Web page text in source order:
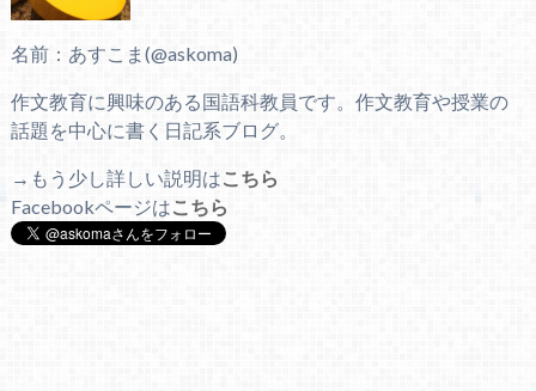
名前：あすこま(@askoma)
作文教育に興味のある国語科教員です。作文教育や授業の
話題を中心に書く日記系ブログ。
→もう少し詳しい説明はこちら
Facebookページはこちら